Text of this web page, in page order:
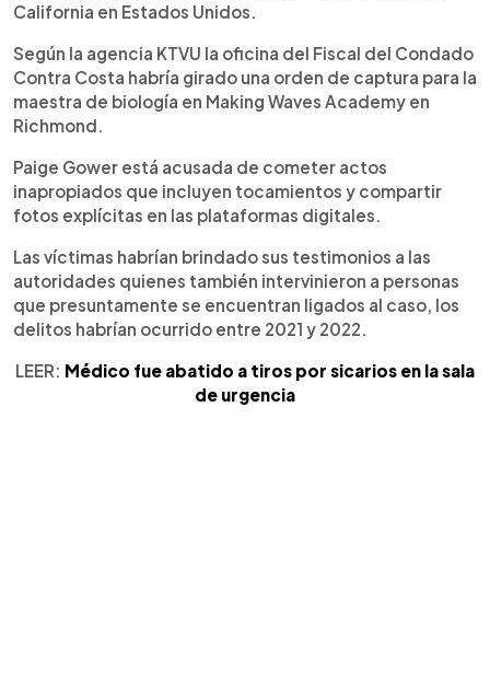
California en Estados Unidos.
Según la agencia KTVU la oficina del Fiscal del Condado
Contra Costa habría girado una orden de captura para la
maestra de biología en Making Waves Academy en
Richmond.
Paige Gower está acusada de cometer actos
inapropiados que incluyen tocamientos y compartir
fotos explícitas en las plataformas digitales.
Las víctimas habrían brindado sus testimonios a las
autoridades quienes también intervinieron a personas
que presuntamente se encuentran ligados al caso, los
delitos habrían ocurrido entre 2021 y 2022.
LEER: Médico fue abatido a tiros por sicarios en la sala
de urgencia